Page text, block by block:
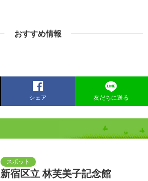
おすすめ情報
シェア 友だちに送る
新宿区立 林芙美子記念館